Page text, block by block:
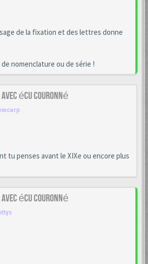
de la fixation et des lettres donne
nomenclature ou de série !
avec écu couronné
tu penses avant le XIXe ou encore plus
avec écu couronné